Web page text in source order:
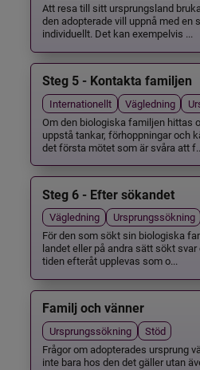
Att resa till sitt ursprungsland
den adopterade vill uppnå med en
individuellt. Det kan exempelvis ...
Steg 5 - Kontakta familjen
Internationellt Vägledning
Om den biologiska familjen hittas
uppstå tankar, förhoppningar och
det första mötet som är svåra att
Steg 6 - Efter sökandet
Vägledning
Ursprungssökning
För den som sökt sin biologiska
landet eller på andra sätt sökt
tiden efteråt upplevas som o...
Familj och vänner
Ursprungssökning
Stöd
Frågor om adopterades ursprung
inte bara hos den det gäller utan